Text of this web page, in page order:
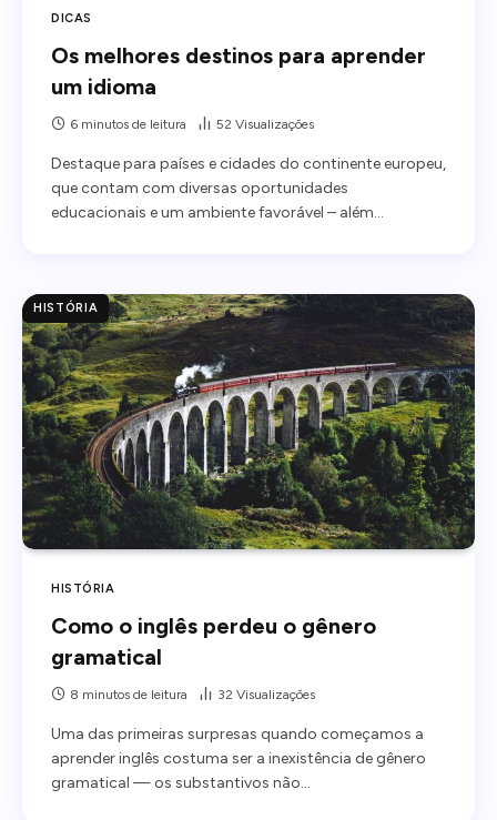
DICAS
Os melhores destinos para aprender
um idioma
6 minutos de leitura 52 Visualizações
Destaque para países e cidades do continente europeu,
que contam com diversas oportunidades
educacionais e um ambiente favorável – além…
HISTÓRIA
HISTÓRIA
Como o inglês perdeu o gênero
gramatical
8 minutos de leitura 32 Visualizações
Uma das primeiras surpresas quando começamos a
aprender inglês costuma ser a inexistência de gênero
gramatical — os substantivos não…